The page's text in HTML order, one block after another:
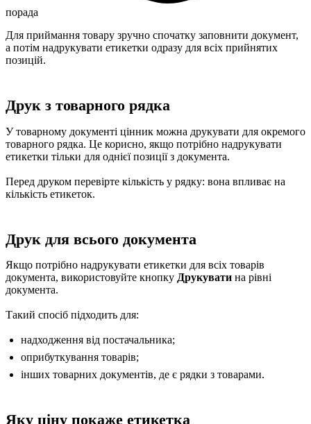
порада
Для приймання товару зручно спочатку заповнити документ,
а потім надрукувати етикетки одразу для всіх прийнятих
позицій.
Друк з товарного рядка
У товарному документі цінник можна друкувати для окремого
товарного рядка. Це корисно, якщо потрібно надрукувати
етикетки тільки для однієї позиції з документа.
Перед друком перевірте кількість у рядку: вона впливає на
кількість етикеток.
Друк для всього документа
Якщо потрібно надрукувати етикетки для всіх товарів
документа, використовуйте кнопку Друкувати на рівні
документа.
Такий спосіб підходить для:
надходження від постачальника;
оприбуткування товарів;
інших товарних документів, де є рядки з товарами.
Яку ціну покаже етикетка